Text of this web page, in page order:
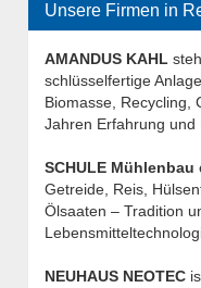
Unsere Firmen in
AMANDUS KAHL
schlüsselfertige
Biomasse, Recycling,
Jahren Erfahrung und
SCHULE Mühlenbau
Getreide, Reis,
Ölsaaten – Tradition
NEUHAUS NEOTEC